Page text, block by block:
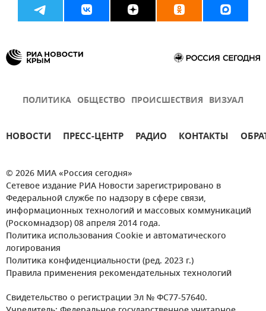
ПОЛИТИКА ОБЩЕСТВО ПРОИСШЕСТВИЯ ВИЗУАЛ
НОВОСТИ ПРЕСС-ЦЕНТР РАДИО КОНТАКТЫ
© 2026 МИА «Россия сегодня»
Сетевое издание РИА Новости зарегистрировано в
Федеральной службе по надзору в сфере связи,
информационных технологий и массовых коммуникаций
(Роскомнадзор) 08 апреля 2014 года.
Политика использования Cookie и автоматического
логирования
Политика конфиденциальности (ред. 2023 г.)
Правила применения рекомендательных технологий
Свидетельство о регистрации Эл № ФС77-57640.